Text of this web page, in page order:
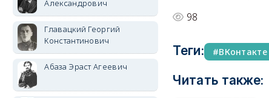
98
Теги: ВКонтакте
Читать также:
Александрович
Главацкий Георгий
Константинович
Абаза Эраст Агеевич